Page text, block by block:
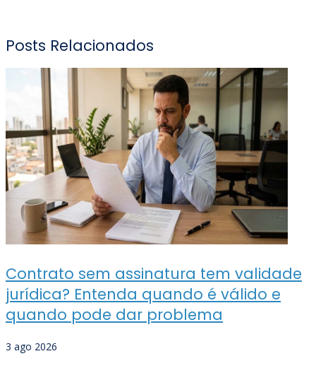
Posts Relacionados
Contrato sem assinatura tem validade
jurídica? Entenda quando é válido e
quando pode dar problema
3 ago 2026